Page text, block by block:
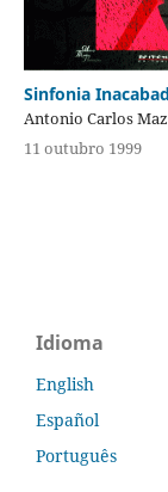
Sinfonia
Antonio Carlos
11 outubro 1999
Idioma
English
Español
Português